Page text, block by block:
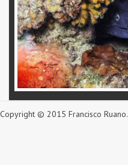
Copyright © 2015 Francisco Ruano.